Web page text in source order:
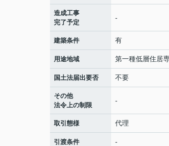
造成工事
完了予定
-
建築条件 有
用途地域 第一種低層住居
国土法届出要否 不要
その他
法令上の制限
-
取引態様 代理
引渡条件 -